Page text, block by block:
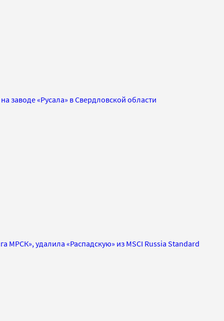
заводе «Русала» в Свердловской области
МРСК», удалила «Распадскую» из MSCI Russia Standard